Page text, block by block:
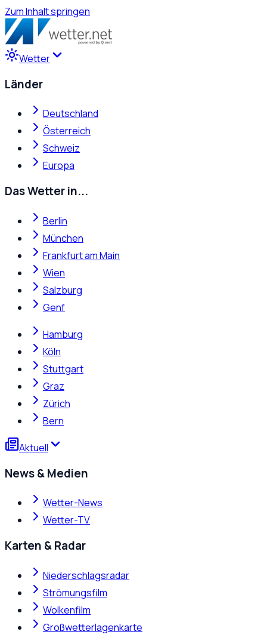
Zum Inhalt springen
Wetter
Länder
Deutschland
Österreich
Schweiz
Europa
Das Wetter in...
Berlin
München
Frankfurt am Main
Wien
Salzburg
Genf
Hamburg
Köln
Stuttgart
Graz
Zürich
Bern
Aktuell
News & Medien
Wetter-News
Wetter-TV
Karten & Radar
Niederschlagsradar
Strömungsfilm
Wolkenfilm
Großwetterlagenkarte